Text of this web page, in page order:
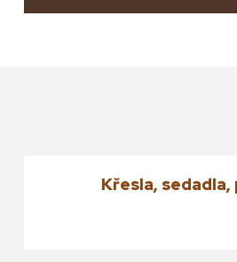
Křesla,